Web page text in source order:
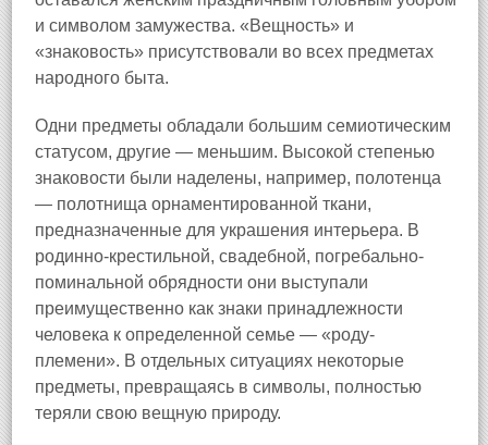
и символом замужества. «Вещность» и
«знаковость» присутствовали во всех предметах
народного быта.
Одни предметы обладали большим семиотическим
статусом, другие — меньшим. Высокой степенью
знаковости были наделены, например, полотенца
— полотнища орнаментированной ткани,
предназначенные для украшения интерьера. В
родинно-крестильной, свадебной, погребально-
поминальной обрядности они выступали
преимущественно как знаки принадлежности
человека к определенной семье — «роду-
племени». В отдельных ситуациях некоторые
предметы, превращаясь в символы, полностью
теряли свою вещную природу.